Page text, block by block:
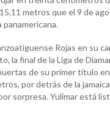
metros que el 9 de
panamericana.
Rojas en su
la final de la Liga de
de su primer título
por detrás de la
sorpresa. Yulimar está